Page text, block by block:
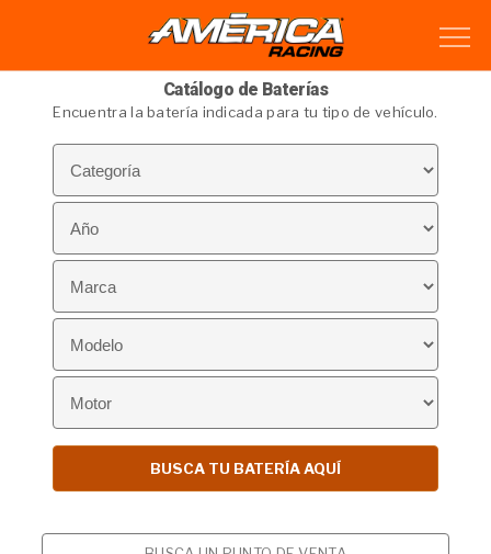
Catálogo de Baterías
Encuentra la batería indicada para tu tipo de vehículo.